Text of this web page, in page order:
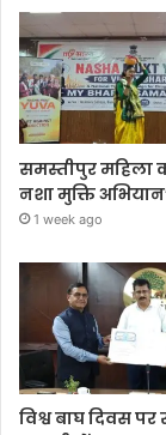
समस्तीपुर महिला
नशा मुक्ति
1 week ago
विश्व बाघ दिवस